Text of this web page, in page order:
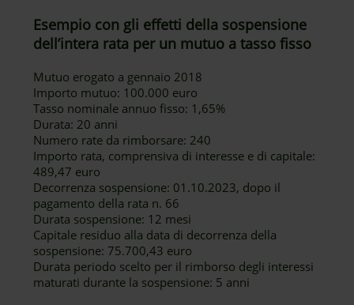
Esempio con gli effetti della sospensione
dell’intera rata per un mutuo a tasso fisso
Mutuo erogato a gennaio 2018
Importo mutuo: 100.000 euro
Tasso nominale annuo fisso: 1,65%
Durata: 20 anni
Numero rate da rimborsare: 240
Importo rata, comprensiva di interesse e di capitale:
489,47 euro
Decorrenza sospensione: 01.10.2023, dopo il
pagamento della rata n. 66
Durata sospensione: 12 mesi
Capitale residuo alla data di decorrenza della
sospensione: 75.700,43 euro
Durata periodo scelto per il rimborso degli interessi
maturati durante la sospensione: 5 anni